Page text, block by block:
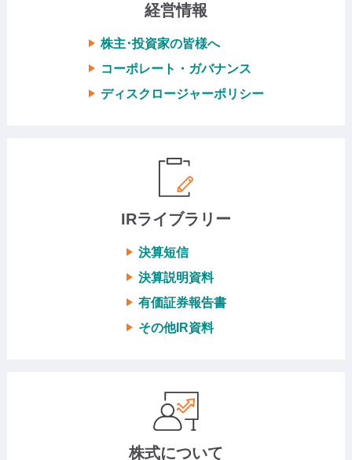
経営情報
株主･投資家の皆様へ
コーポレート・ガバナンス
ディスクロージャーポリシー
IRライブラリー
決算短信
決算説明資料
有価証券報告書
その他IR資料
株式について